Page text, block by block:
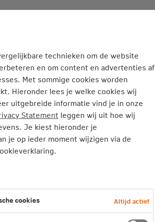
technieken om de website
en om content en advertenties af
Met sommige cookies worden
Hieronder lees je welke cookies wij
uitgebreide informatie vind je in onze
Statement leggen wij uit hoe wij
Je kiest hieronder je
je op ieder moment wijzigen via de
cookies Altijd actief